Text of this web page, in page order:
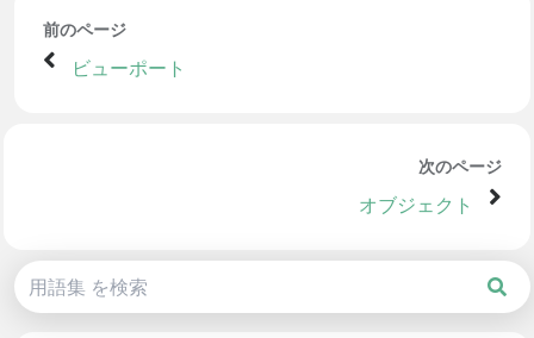
前のページ
ビューポート
次のページ
オブジェクト